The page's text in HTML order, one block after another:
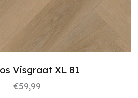
Visgraat XL 81
€59,99